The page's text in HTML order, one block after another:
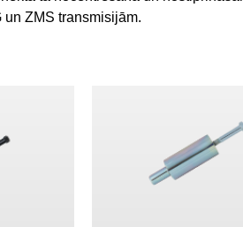
ZMS transmisijām.